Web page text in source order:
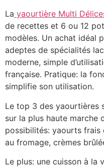
La yaourtière Multi
de recettes et 6 ou 12
modèles. Un achat idéal
adeptes de spécialités
moderne, simple
française. Pratique: la
simplifie son utilisation.
Le top 3 des yaourtières
sur la plus haute marche
possibilités: yaourts frais
au fromage, crèmes
Le plus: une cuisson à la